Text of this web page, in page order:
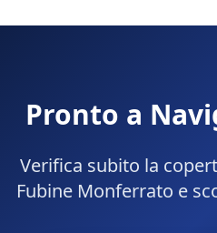
Pronto a
Verifica subito la
Fubine Monferrato e